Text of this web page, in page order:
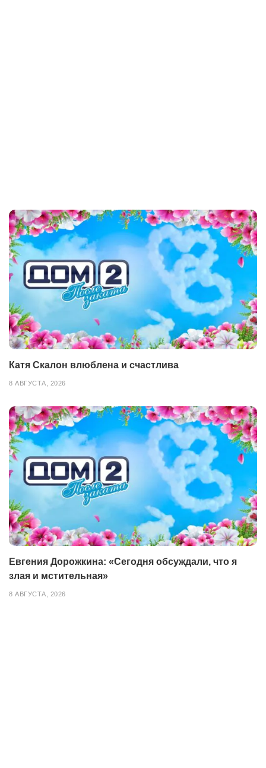
Катя Скалон влюблена и счастлива
8 АВГУСТА, 2026
Евгения Дорожкина: «Сегодня обсуждали, что я
злая и мстительная»
8 АВГУСТА, 2026